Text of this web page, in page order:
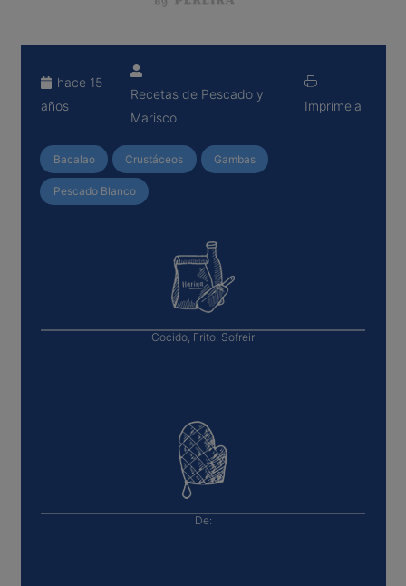
hace 15
años
Recetas de Pescado y
Marisco
Imprímela
Bacalao Crustáceos Gambas
Pescado Blanco
Cocido, Frito, Sofreir
De: